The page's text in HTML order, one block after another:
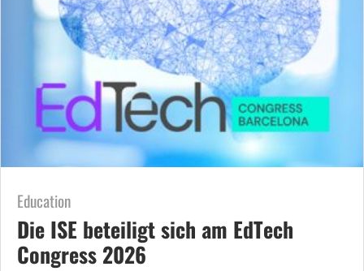
Education
Die ISE beteiligt sich am EdTech
Congress 2026